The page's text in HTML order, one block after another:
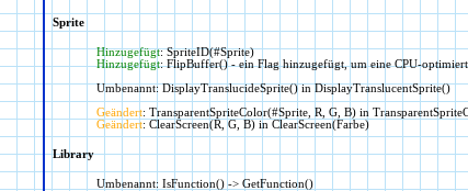
Sprite
Hinzugefügt: SpriteID(#Sprite)
Hinzugefügt: FlipBuffer() - ein Flag hinzugefügt, um eine CPU-
Umbenannt: DisplayTranslucideSprite() in DisplayTranslucentSprite()
Geändert: TransparentSpriteColor(#Sprite, R, G, B) in
Geändert: ClearScreen(R, G, B) in ClearScreen(Farbe)
Library
Umbenannt: IsFunction() -> GetFunction()